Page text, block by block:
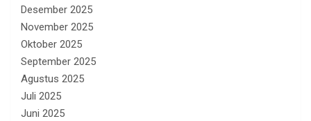
Desember 2025
November 2025
Oktober 2025
September 2025
Agustus 2025
Juli 2025
Juni 2025